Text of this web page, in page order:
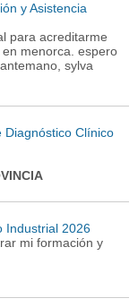
y Asistencia
para acreditarme
menorca. espero
sylva
Diagnóstico Clínico
Industrial 2026
mi formación y